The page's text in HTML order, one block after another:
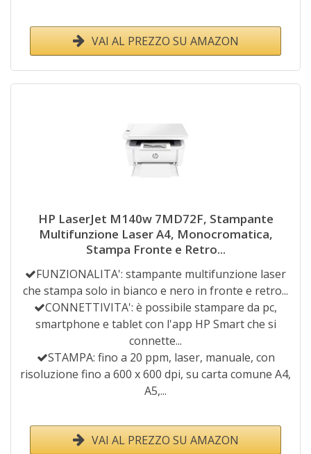
VAI AL PREZZO SU AMAZON
HP LaserJet M140w 7MD72F, Stampante
Multifunzione Laser A4, Monocromatica,
Stampa Fronte e Retro...
FUNZIONALITA': stampante multifunzione laser
che stampa solo in bianco e nero in fronte e retro...
CONNETTIVITA': è possibile stampare da pc,
smartphone e tablet con l'app HP Smart che si
connette...
STAMPA: fino a 20 ppm, laser, manuale, con
risoluzione fino a 600 x 600 dpi, su carta comune A4,
A5,...
VAI AL PREZZO SU AMAZON